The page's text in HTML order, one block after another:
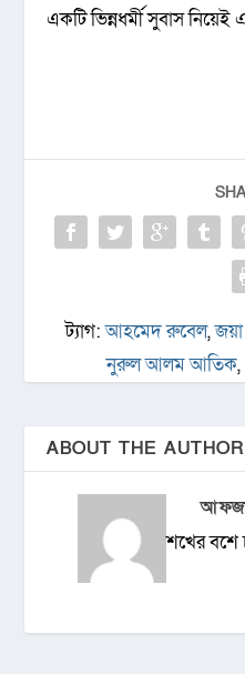
একটি ভিন্নধর্মী সুবাস নিয়েই
ট্যাগ:আহমেদ রুবেল,
নুরুল আলম আতিক,
ABOUT THE AUTHOR
শখের বশে